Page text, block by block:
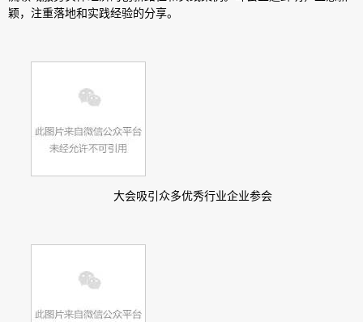
颖，注重落地和实践经验的分享。
大会吸引众多优秀行业企业参会